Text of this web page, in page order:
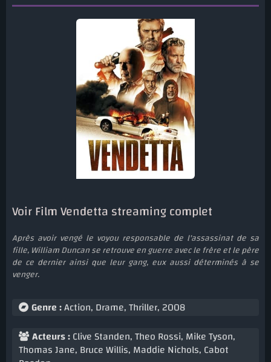
Voir Film Vendetta streaming complet
Après avoir vengé le voyou responsable de l'assassinat de sa
fille, William Duncan se retrouve en guerre avec le frère et le père
de ce dernier ainsi que leur gang, eux aussi déterminés à se
venger.
Genre :Action, Drame,Thriller, 2008
Acteurs :Clive Standen,Theo Rossi, Mike Tyson,
Thomas Jane, Bruce Willis, Maddie Nichols, Cabot